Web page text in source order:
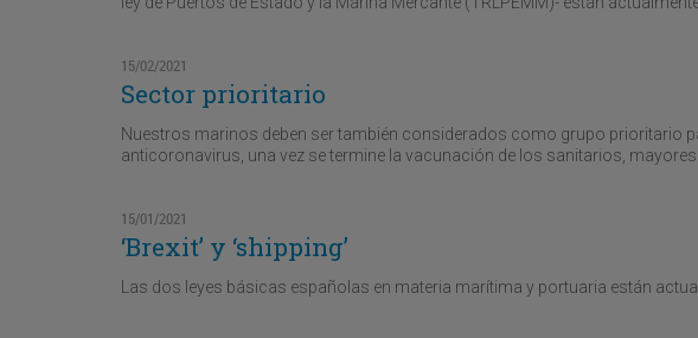
15/02/2021
Sector prioritario
Nuestros marinos deben ser también considerados como grupo prioritario
anticoronavirus, una vez se termine la vacunación de los sanitarios,
15/01/2021
‘Brexit’ y ‘shipping’
Las dos leyes básicas españolas en materia marítima y portuaria están